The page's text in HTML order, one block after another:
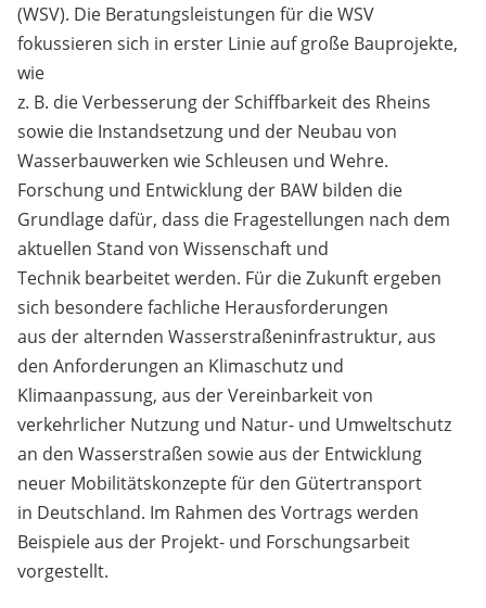
(WSV). Die Beratungsleistungen für die WSV
fokussieren sich in erster Linie auf große Bauprojekte,
wie
z. B. die Verbesserung der Schiffbarkeit des Rheins
sowie die Instandsetzung und der Neubau von
Wasserbauwerken wie Schleusen und Wehre.
Forschung und Entwicklung der BAW bilden die
Grundlage dafür, dass die Fragestellungen nach dem
aktuellen Stand von Wissenschaft und
Technik bearbeitet werden. Für die Zukunft ergeben
sich besondere fachliche Herausforderungen
aus der alternden Wasserstraßeninfrastruktur, aus
den Anforderungen an Klimaschutz und
Klimaanpassung, aus der Vereinbarkeit von
verkehrlicher Nutzung und Natur- und Umweltschutz
an den Wasserstraßen sowie aus der Entwicklung
neuer Mobilitätskonzepte für den Gütertransport
in Deutschland. Im Rahmen des Vortrags werden
Beispiele aus der Projekt- und Forschungsarbeit
vorgestellt.